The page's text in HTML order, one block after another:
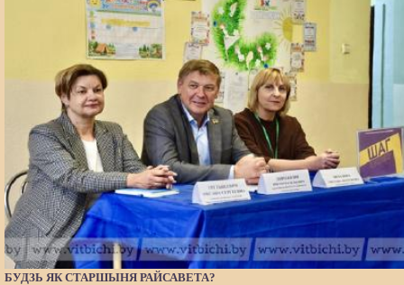
БУДЗЬ ЯК СТАРШЫНЯ РАЙСАВЕТА?